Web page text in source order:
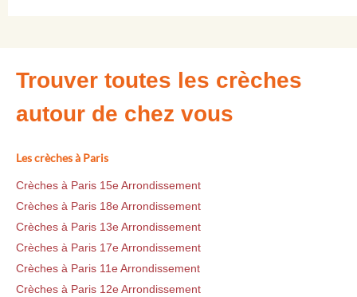
Trouver toutes les crèches
autour de chez vous
Les crèches à Paris
Crèches à Paris 15e Arrondissement
Crèches à Paris 18e Arrondissement
Crèches à Paris 13e Arrondissement
Crèches à Paris 17e Arrondissement
Crèches à Paris 11e Arrondissement
Crèches à Paris 12e Arrondissement